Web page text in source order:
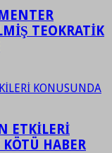
TEOKRATİK
ETKİLERİ
HABER